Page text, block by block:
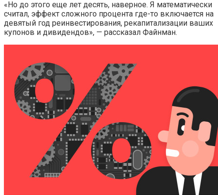
«Но до этого еще лет десять, наверное. Я математически
считал, эффект сложного процента где-то включается на
девятый год реинвестирования, рекапитализации ваших
купонов и дивидендов», — рассказал Файнман.